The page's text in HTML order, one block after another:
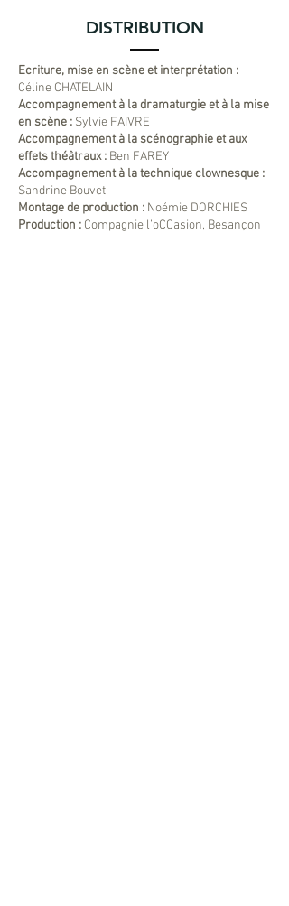
DISTRIBUTION
Ecriture, mise en scène et interprétation :
Céline CHATELAIN
Accompagnement à la dramaturgie et à la mise
en scène : Sylvie FAIVRE
Accompagnement à la scénographie et aux
effets théâtraux : Ben FAREY
Accompagnement à la technique clownesque :
Sandrine Bouvet
Montage de production : Noémie DORCHIES
Production : Compagnie l’oCCasion, Besançon